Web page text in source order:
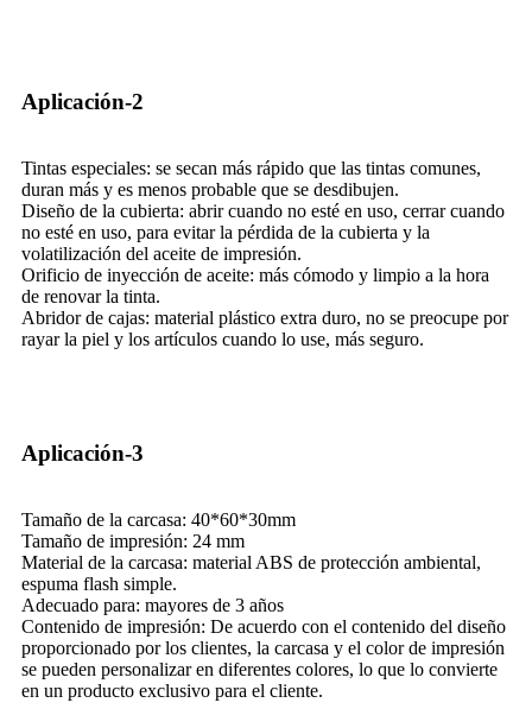
Aplicación-2
Tintas especiales: se secan más rápido que las tintas comunes,
duran más y es menos probable que se desdibujen.
Diseño de la cubierta: abrir cuando no esté en uso, cerrar cuando
no esté en uso, para evitar la pérdida de la cubierta y la
volatilización del aceite de impresión.
Orificio de inyección de aceite: más cómodo y limpio a la hora
de renovar la tinta.
Abridor de cajas: material plástico extra duro, no se preocupe por
rayar la piel y los artículos cuando lo use, más seguro.
Aplicación-3
Tamaño de la carcasa: 40*60*30mm
Tamaño de impresión: 24 mm
Material de la carcasa: material ABS de protección ambiental,
espuma flash simple.
Adecuado para: mayores de 3 años
Contenido de impresión: De acuerdo con el contenido del diseño
proporcionado por los clientes, la carcasa y el color de impresión
se pueden personalizar en diferentes colores, lo que lo convierte
en un producto exclusivo para el cliente.